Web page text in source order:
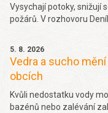
Vysychají potoky, snižují
požárů. V rozhovoru
problém je málo vody v
5. 8. 2026
Vedra a sucho
obcích
Kvůli nedostatku vody
bazénů nebo zalévání